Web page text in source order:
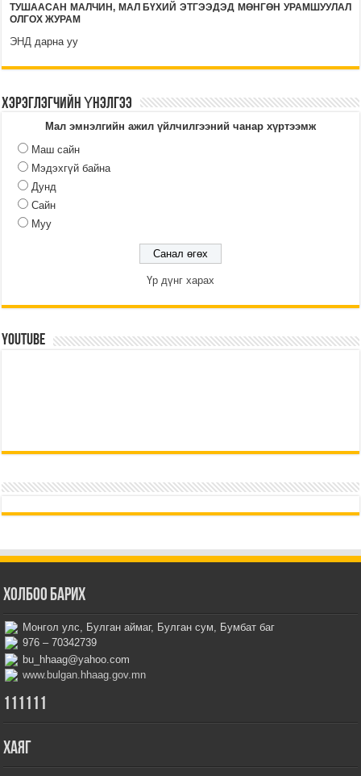
ТУШААСАН МАЛЧИН, МАЛ БҮХИЙ ЭТГЭЭДЭД МӨНГӨН УРАМШУУЛАЛ
ОЛГОХ ЖУРАМ
ЭНД дарна уу
ХЭРЭГЛЭГЧИЙН ҮНЭЛГЭЭ
Мал эмнэлгийн ажил үйлчилгээний чанар хүртээмж
Маш сайн
Мэдэхгүй байна
Дунд
Сайн
Муу
Үр дүнг харах
YouTube
Холбоо барих
Монгол улс, Булган аймаг, Булган сум, Бумбат баг
976 – 70342739
bu_hhaag@yahoo.com
www.bulgan.hhaag.gov.mn
111111
Хаяг